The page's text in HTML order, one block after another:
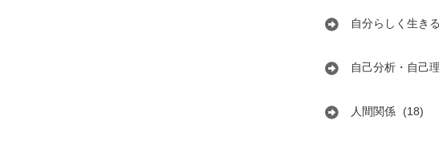
自分らしく生きる
自己分析・自己
人間関係 (18)